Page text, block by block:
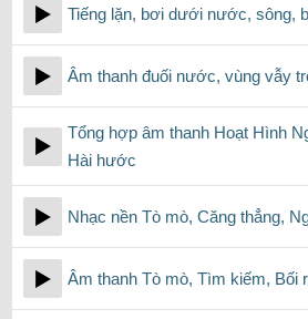
Tiếng lặn, bơi dưới nước, sông,
Âm thanh đuối nước, vùng vẫy
Tổng hợp âm thanh Hoạt Hình
Hài hước
Nhạc nền Tò mò, Căng thẳng,
Âm thanh Tò mò, Tìm kiếm, Bối